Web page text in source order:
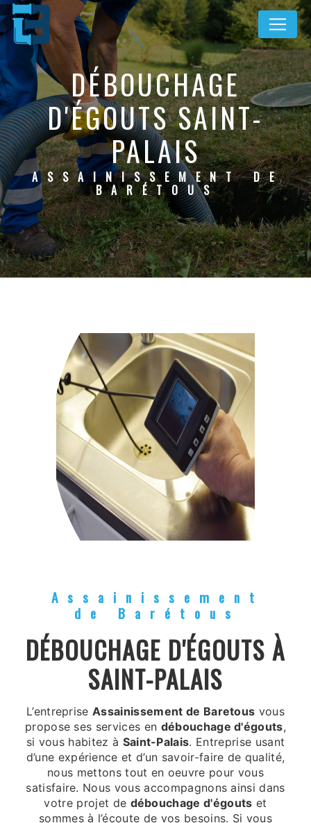
DÉBOUCHAGE
D'ÉGOUTS SAINT-
PALAIS
ASSAINISSEMENT DE
BARÉTOUS
Assainissement
de Barétous
DÉBOUCHAGE D'ÉGOUTS À
SAINT-PALAIS
L’entrepriseAssainissement de Baretous vous
propose ses services en débouchage d'égouts,
si vous habitez à Saint-Palais. Entreprise usant
d’une expérience et d’un savoir-faire de qualité,
nous mettons tout en oeuvre pour vous
satisfaire. Nous vous accompagnons ainsi dans
votre projet de débouchage d'égouts et
sommes à l’écoute de vos besoins. Si vous
Panneau de gestion des cookies